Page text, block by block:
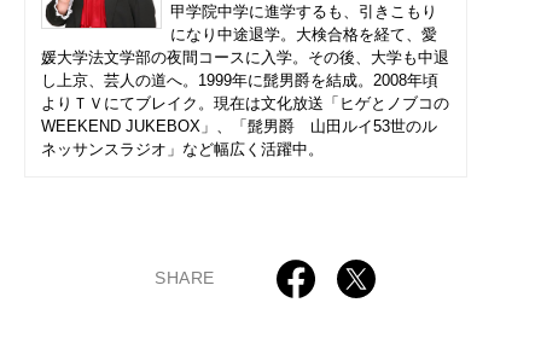
甲学院中学に進学するも、引きこもり
になり中途退学。大検合格を経て、愛
媛大学法文学部の夜間コースに入学。その後、大学も中退
し上京、芸人の道へ。1999年に髭男爵を結成。2008年頃
よりＴＶにてブレイク。現在は文化放送「ヒゲとノブコの
WEEKEND JUKEBOX」、「髭男爵 山田ルイ53世のル
ネッサンスラジオ」など幅広く活躍中。
SHARE